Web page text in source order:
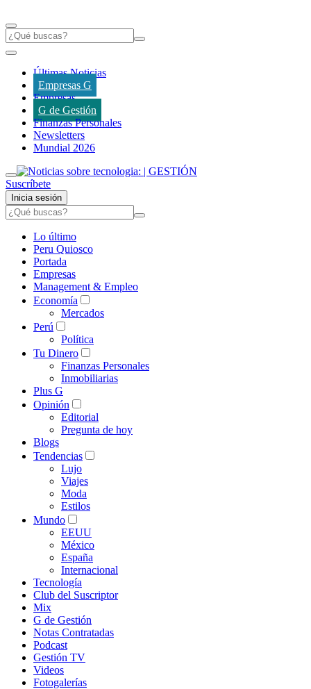
Últimas Noticias
Empresas G
Empresas
G de Gestión
Finanzas Personales
Newsletters
Mundial 2026
Suscríbete
Inicia sesión
Lo último
Peru Quiosco
Portada
Empresas
Management & Empleo
Economía
Mercados
Perú
Política
Tu Dinero
Finanzas Personales
Inmobiliarias
Plus G
Opinión
Editorial
Pregunta de hoy
Blogs
Tendencias
Lujo
Viajes
Moda
Estilos
Mundo
EEUU
México
España
Internacional
Tecnología
Club del Suscriptor
Mix
G de Gestión
Notas Contratadas
Podcast
Gestión TV
Videos
Fotogalerías